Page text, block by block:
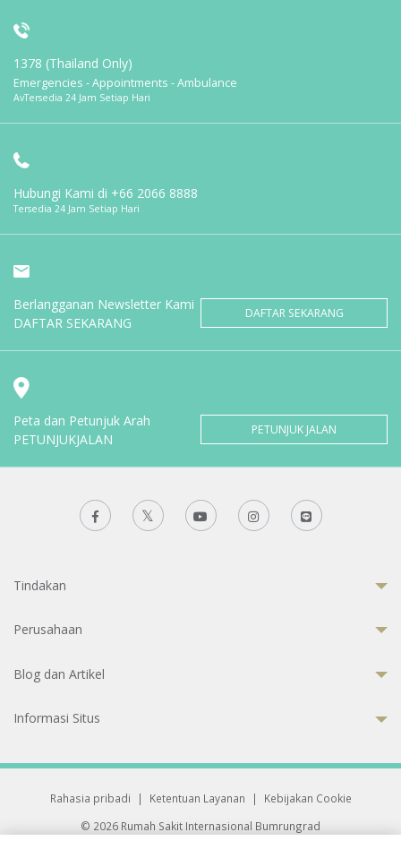
1378 (Thailand Only)
Emergencies - Appointments - Ambulance
AvTersedia 24 Jam Setiap Hari
Hubungi Kami di +66 2066 8888
Tersedia 24 Jam Setiap Hari
Berlangganan Newsletter Kami
DAFTAR SEKARANG
DAFTAR SEKARANG
Peta dan Petunjuk Arah
PETUNJUKJALAN
PETUNJUK JALAN
Tindakan
Perusahaan
Blog dan Artikel
Informasi Situs
Rahasia pribadi | Ketentuan Layanan |
Kebijakan Cookie
© 2026 Rumah Sakit Internasional Bumrungrad